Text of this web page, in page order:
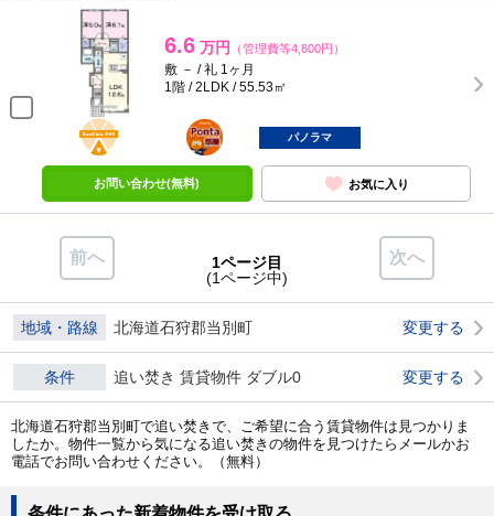
6.6 万円 （管理費等4,800円）
敷 － / 礼 1ヶ月
1階 / 2LDK / 55.53㎡
BunChinPAY
ポンタ
部屋
パノラマ
お問い合わせ(無料) お気に入り
前へ 次へ
1ページ目
(1ページ中)
地域・路線 北海道石狩郡当別町 変更する
条件 追い焚き 賃貸物件 ダブル0 変更する
北海道石狩郡当別町で追い焚きで、ご希望に合う賃貸物件は見つかりま
したか。物件一覧から気になる追い焚きの物件を見つけたらメールかお
電話でお問い合わせください。（無料）